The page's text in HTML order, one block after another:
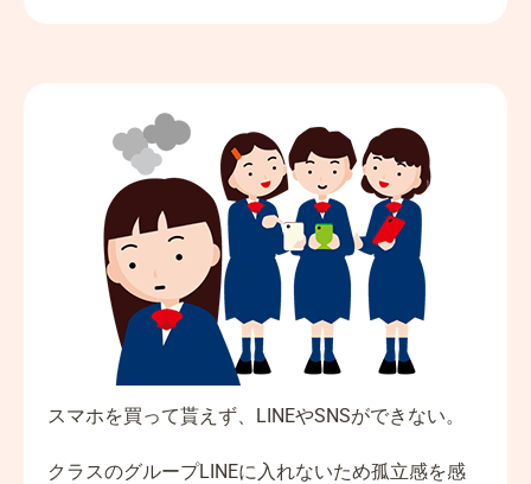
スマホを買って貰えず、LINEやSNSができない。
クラスのグループLINEに入れないため孤立感を感